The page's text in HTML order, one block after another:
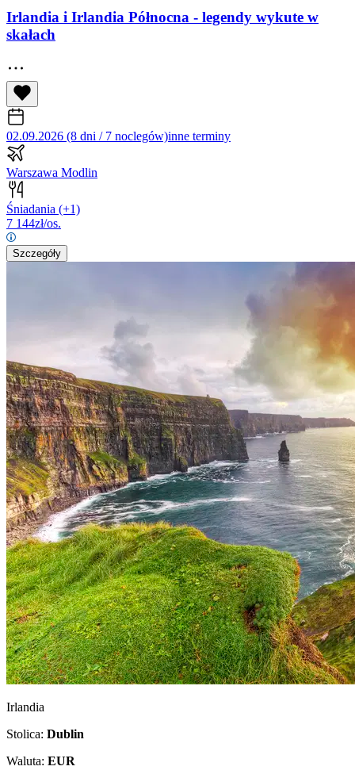
Irlandia i Irlandia Północna - legendy wykute w
skałach
02.09.2026 (8 dni / 7 noclegów)inne terminy
Warszawa Modlin
Śniadania (+1)
7 144zł/os.
Szczegóły
Irlandia
Stolica: Dublin
Waluta: EUR